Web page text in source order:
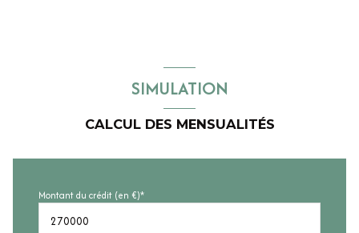
SIMULATION
CALCUL DES MENSUALITÉS
Montant du crédit (en €)*